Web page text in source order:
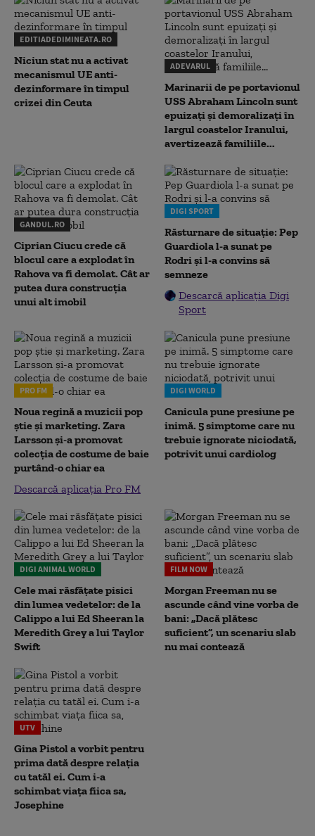
EDITIADEDIMINEATA.RO
Niciun stat nu a activat
mecanismul UE anti-
dezinformare în timpul
crizei din Ceuta
ADEVARUL
Marinarii de pe portavionul
USS Abraham Lincoln sunt
epuizați și demoralizați în
largul coastelor Iranului,
avertizează familiile...
GANDUL.RO
Ciprian Ciucu crede că
blocul care a explodat în
Rahova va fi demolat. Cât ar
putea dura construcția
unui alt imobil
DIGI SPORT
Răsturnare de situație: Pep
Guardiola l-a sunat pe
Rodri și l-a convins să
semneze
Descarcă aplicația Digi
Sport
PRO FM
Noua regină a muzicii pop
știe și marketing. Zara
Larsson și-a promovat
colecția de costume de baie
purtând-o chiar ea
Descarcă aplicația Pro FM
DIGI WORLD
Canicula pune presiune pe
inimă. 5 simptome care nu
trebuie ignorate niciodată,
potrivit unui cardiolog
DIGI ANIMAL WORLD
Cele mai răsfățate pisici
din lumea vedetelor: de la
Calippo a lui Ed Sheeran la
Meredith Grey a lui Taylor
Swift
FILM NOW
Morgan Freeman nu se
ascunde când vine vorba de
bani: „Dacă plătesc
suficient”, un scenariu slab
nu mai contează
UTV
Gina Pistol a vorbit pentru
prima dată despre relația
cu tatăl ei. Cum i-a
schimbat viața fiica sa,
Josephine